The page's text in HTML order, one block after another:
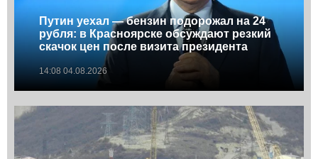
Путин уехал — бензин подорожал на 24
рубля: в Красноярске обсуждают резкий
скачок цен после визита президента
14:08 04.08.2026